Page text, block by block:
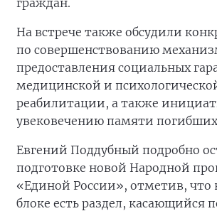
На встрече также обсудили
по совершенствованию
предоставления социальных
медицинской и
реабилитации, а также
увековечению памяти
Евгений Поддубный подробно
подготовке новой Народной
«Единой России», отметив, что
блоке есть раздел, касающийся